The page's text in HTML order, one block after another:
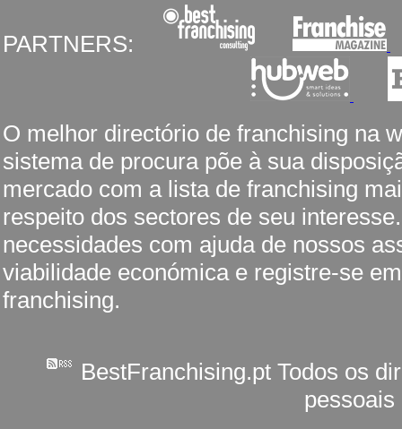
PARTNERS:
O melhor directório de franchising na
sistema de procura põe à sua
mercado com a lista de franchising
respeito dos sectores de seu
necessidades com ajuda de nossos
viabilidade económica e registre-se
franchising.
BestFranchising.pt Todos os
pessoais